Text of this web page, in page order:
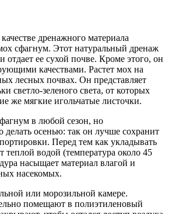
дренажного материала
сфагнум. Этот натуральный дренаж
отдает ее сухой почве. Кроме этого, он
качествами. Растет мох на
лесных почвах. Он представляет
светло-зеленого света, от которых
же мягкие игольчатые листочки.
в любой сезон, но
делать осенью: так он лучше сохранит
Перед тем как укладывать
теплой водой (температура около 45
насыщает материал влагой и
насекомых.
или морозильной камере.
помещают в полиэтиленовый